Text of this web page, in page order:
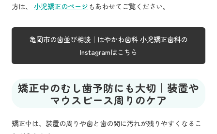
方は、 小児矯正のページもあわせてご覧ください。
亀岡市の歯並び相談｜はやかわ歯科 小児矯正歯科の
Instagramはこちら
矯正中のむし歯予防にも大切｜装置や
マウスピース周りのケア
矯正中は、装置の周りや歯と歯の間に汚れが残りやすくなるこ